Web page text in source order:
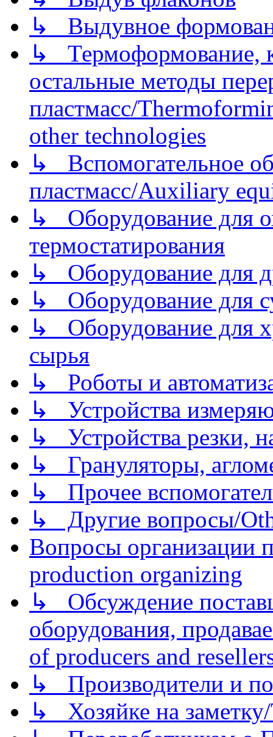
↳ Выдувное
↳ Термоформование,
остальные методы
пластмасс/
other technologies
↳ Вспомогательное
пластмасс/Auxiliary
↳ Оборудование для
термостатирования
↳ Оборудование для
↳ Оборудование для
↳ Оборудование для
сырья
↳ Роботы и
↳ Устройства
↳ Устройства резки,
↳ Грануляторы,
↳ Прочее
↳ Другие вопросы/
Вопросы организации
production organizing
↳ Обсуждение
оборудования,
of producers and
↳ Производители и
↳ Хозяйке на